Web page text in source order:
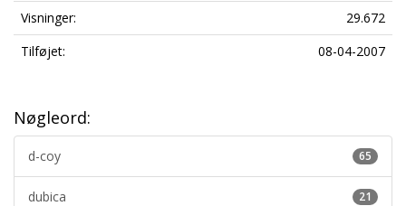
Visninger:
29.672
Tilføjet:
08-04-2007
Nøgleord:
65
d-coy
21
dubica